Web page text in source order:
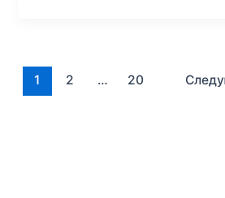
1 2 … 20